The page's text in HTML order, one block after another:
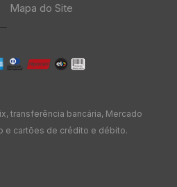
Mapa do Site
transferência bancária, Mercado
e cartões de crédito e débito.